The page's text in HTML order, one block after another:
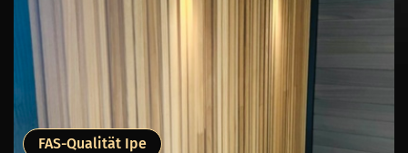
FAS-Qualität Ipe